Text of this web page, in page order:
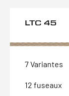
LTC 45
7 Variantes
12 fuseaux